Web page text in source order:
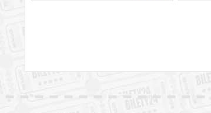
Ostrowiec Świętokrzyski